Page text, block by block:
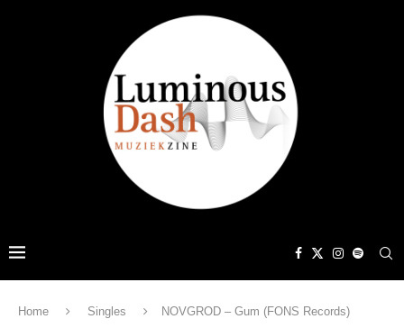
Home Singles NOVGROD – Gum (FONS Records)